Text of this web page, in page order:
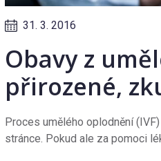
31. 3. 2016
Obavy z
přirozené,
Proces umělého oplodnění
stránce. Pokud ale za pomoci